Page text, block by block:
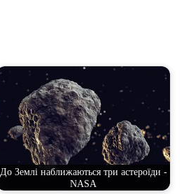
До Землі наближаються три астероїди -
NASA